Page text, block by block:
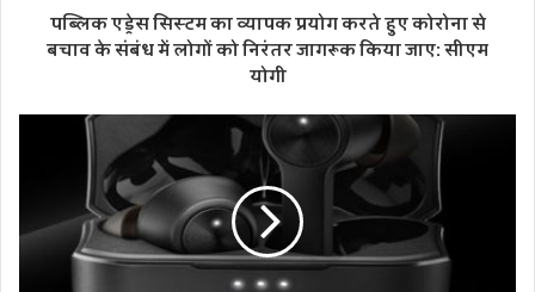
पब्लिक एड्रेस सिस्टम का व्यापक प्रयोग करते हुए कोरोना से
बचाव के संबंध में लोगों को निरंतर जागरूक किया जाए: सीएम
योगी